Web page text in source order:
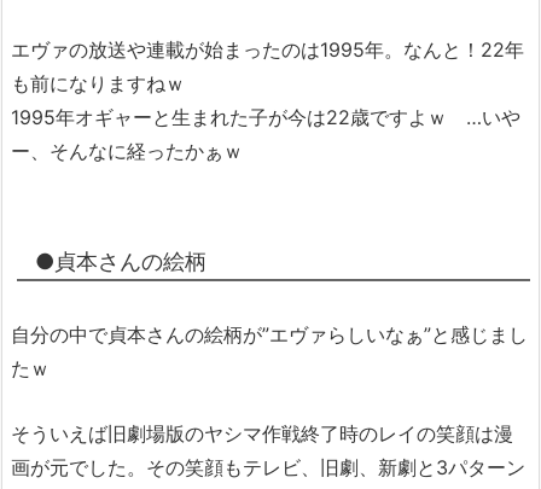
エヴァの放送や連載が始まったのは1995年。なんと！22年
も前になりますねｗ
1995年オギャーと生まれた子が今は22歳ですよｗ …いや
ー、そんなに経ったかぁｗ
●貞本さんの絵柄
自分の中で貞本さんの絵柄が”エヴァらしいなぁ”と感じまし
たｗ
そういえば旧劇場版のヤシマ作戦終了時のレイの笑顔は漫
画が元でした。その笑顔もテレビ、旧劇、新劇と3パターン